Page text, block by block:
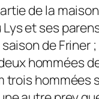
de la
et ses
de Friner
hommées
trois hommées